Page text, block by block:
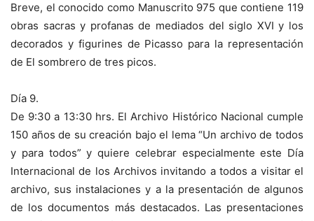
Breve, el conocido como Manuscrito 975 que contiene 119
obras sacras y profanas de mediados del siglo XVI y los
decorados y figurines de Picasso para la representación
de El sombrero de tres picos.
Día 9.
De 9:30 a 13:30 hrs. El Archivo Histórico Nacional cumple
150 años de su creación bajo el lema “Un archivo de todos
y para todos” y quiere celebrar especialmente este Día
Internacional de los Archivos invitando a todos a visitar el
archivo, sus instalaciones y a la presentación de algunos
de los documentos más destacados. Las presentaciones